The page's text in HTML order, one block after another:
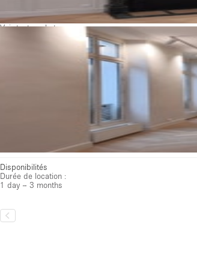
Voir toutes photos
Disponibilités
Durée de location :
1 day – 3 months